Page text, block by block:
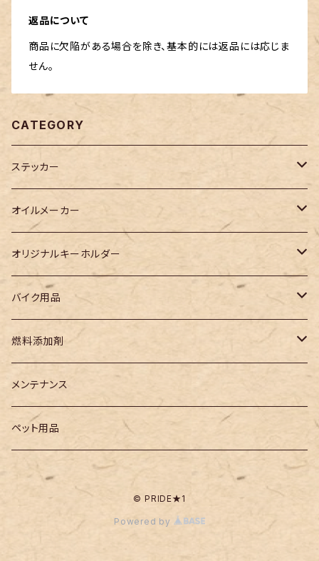
返品について
商品に欠陥がある場合を除き、基本的には返品には応じま
せん。
CATEGORY
ステッカー
カッティングステッカー
プリントステッカー
オイルメーカー
WAKO‘S
Racing TaSK(レーシングタスク)
チェーンルブ
ガソリン燃料添加剤
その他メーカー
オリジナルキーホルダー
児島ジーンズキーホルダー
3Dキーホルダー
バイク用品
電装系
ヘッドライトバルブ
燃料添加剤
レーシングタスク
メンテナンス
ペット用品
© PRIDE★1
Powered by